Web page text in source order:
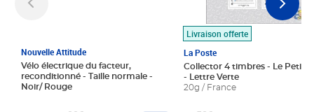
Nouvelle Attitude
Vélo électrique du facteur,
reconditionné - Taille normale -
Noir/ Rouge
Livraison offerte
La Poste
Collector 4 timbres - Le Petit
- Lettre Verte
20g / France